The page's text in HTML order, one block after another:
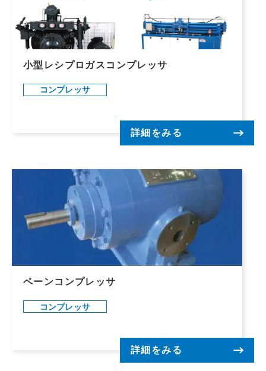
小型レシプロガスコンプレッサ
コンプレッサ
詳細をみる
ベーンコンプレッサ
コンプレッサ
詳細をみる